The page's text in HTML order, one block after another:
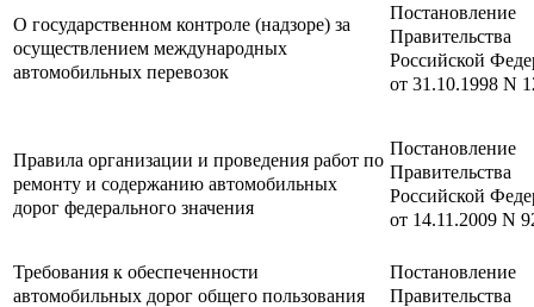
О государственном контроле (надзоре) за
осуществлением международных
автомобильных перевозок
Постановление
Правительства
Российской
от 31.10.1998 N
Правила организации и проведения работ по
ремонту и содержанию автомобильных
дорог федерального значения
Постановление
Правительства
Российской
от 14.11.2009 N
Требования к обеспеченности
автомобильных дорог общего пользования
Постановление
Правительства